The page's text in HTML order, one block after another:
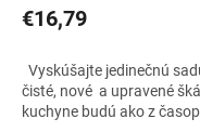
€16,79
Vyskúšajte jedinečnú
čisté, nové a upravené
kuchyne budú ako z